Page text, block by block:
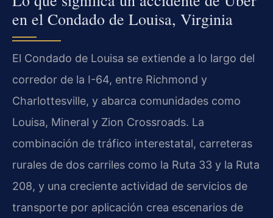
en el Condado de Louisa, Virginia
El Condado de Louisa se extiende a lo largo del
corredor de la I-64, entre Richmond y
Charlottesville, y abarca comunidades como
Louisa, Mineral y Zion Crossroads. La
combinación de tráfico interestatal, carreteras
rurales de dos carriles como la Ruta 33 y la Ruta
208, y una creciente actividad de servicios de
transporte por aplicación crea escenarios de